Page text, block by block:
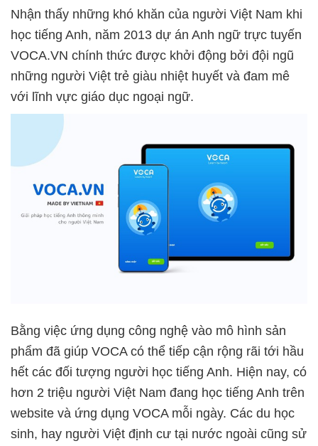
Nhận thấy những khó khăn của người Việt Nam khi
học tiếng Anh, năm 2013 dự án Anh ngữ trực tuyến
VOCA.VN chính thức được khởi động bởi đội ngũ
những người Việt trẻ giàu nhiệt huyết và đam mê
với lĩnh vực giáo dục ngoại ngữ.
Bằng việc ứng dụng công nghệ vào mô hình sản
phẩm đã giúp VOCA có thể tiếp cận rộng rãi tới hầu
hết các đối tượng người học tiếng Anh. Hiện nay, có
hơn 2 triệu người Việt Nam đang học tiếng Anh trên
website và ứng dụng VOCA mỗi ngày. Các du học
sinh, hay người Việt định cư tại nước ngoài cũng sử